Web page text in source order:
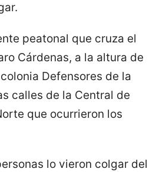
peatonal que cruza el
Cárdenas, a la altura de
Defensores de la
calles de la Central de
que ocurrieron los
lo vieron colgar del